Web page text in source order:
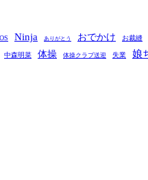
Ninja ありがとう おでかけ お裁縫
中森明菜 体操 体操クラブ送迎 失業 娘